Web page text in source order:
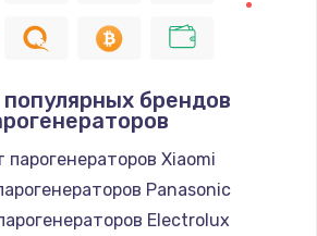
1360 руб.
Заказать
после попадания влаги
Заказать
брендов
парогенераторов Xiaomi
Panasonic
Electrolux